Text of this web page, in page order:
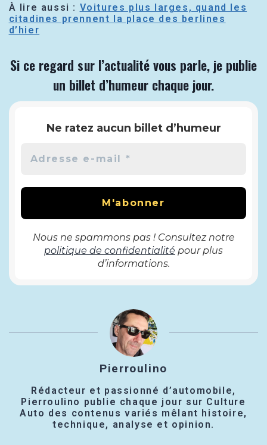
À lire aussi : Voitures plus larges, quand les
citadines prennent la place des berlines
d’hier
Si ce regard sur l’actualité vous parle, je publie
un billet d’humeur chaque jour.
Ne ratez aucun billet d’humeur
Nous ne spammons pas ! Consultez notre
politique de confidentialité pour plus
d’informations.
Pierroulino
Rédacteur et passionné d’automobile,
Pierroulino publie chaque jour sur Culture
Auto des contenus variés mêlant histoire,
technique, analyse et opinion.